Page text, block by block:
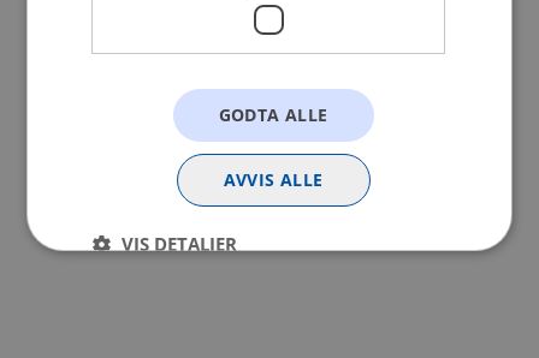
GODTA ALLE
AVVIS ALLE
VIS DETALJER